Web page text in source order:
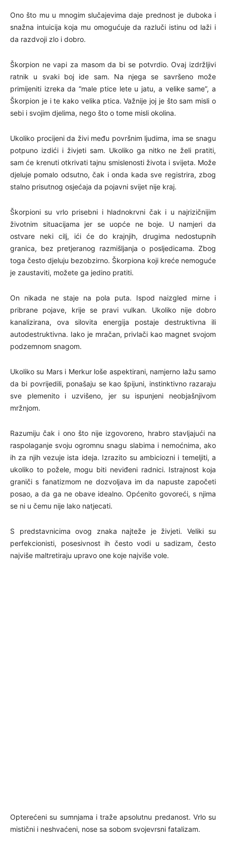
Ono što mu u mnogim slučajevima daje prednost je duboka i
snažna intuicija koja mu omogućuje da razluči istinu od laži i
da razdvoji zlo i dobro.
Škorpion ne vapi za masom da bi se potvrdio. Ovaj izdržljivi
ratnik u svaki boj ide sam. Na njega se savršeno može
primijeniti izreka da “male ptice lete u jatu, a velike same”, a
Škorpion je i te kako velika ptica. Važnije joj je što sam misli o
sebi i svojim djelima, nego što o tome misli okolina.
Ukoliko procijeni da živi među površnim ljudima, ima se snagu
potpuno izdići i živjeti sam. Ukoliko ga nitko ne želi pratiti,
sam će krenuti otkrivati tajnu smislenosti života i svijeta. Može
djeluje pomalo odsutno, čak i onda kada sve registrira, zbog
stalno prisutnog osjećaja da pojavni svijet nije kraj.
Škorpioni su vrlo prisebni i hladnokrvni čak i u najrizičnijim
životnim situacijama jer se uopće ne boje. U namjeri da
ostvare neki cilj, ići će do krajnjih, drugima nedostupnih
granica, bez pretjeranog razmišljanja o posljedicama. Zbog
toga često djeluju bezobzirno. Škorpiona koji kreće nemoguće
je zaustaviti, možete ga jedino pratiti.
On nikada ne staje na pola puta. Ispod naizgled mirne i
pribrane pojave, krije se pravi vulkan. Ukoliko nije dobro
kanalizirana, ova silovita energija postaje destruktivna ili
autodestruktivna. Iako je mračan, privlači kao magnet svojom
podzemnom snagom.
Ukoliko su Mars i Merkur loše aspektirani, namjerno lažu samo
da bi povrijedili, ponašaju se kao špijuni, instinktivno razaraju
sve plemenito i uzvišeno, jer su ispunjeni neobjašnjivom
mržnjom.
Razumiju čak i ono što nije izgovoreno, hrabro stavljajući na
raspolaganje svoju ogromnu snagu slabima i nemoćnima, ako
ih za njih vezuje ista ideja. Izrazito su ambiciozni i temeljiti, a
ukoliko to požele, mogu biti neviđeni radnici. Istrajnost koja
graniči s fanatizmom ne dozvoljava im da napuste započeti
posao, a da ga ne obave idealno. Općenito govoreći, s njima
se ni u čemu nije lako natjecati.
S predstavnicima ovog znaka najteže je živjeti. Veliki su
perfekcionisti, posesivnost ih često vodi u sadizam, često
najviše maltretiraju upravo one koje najviše vole.
Opterećeni su sumnjama i traže apsolutnu predanost. Vrlo su
mistični i neshvaćeni, nose sa sobom svojevrsni fatalizam.